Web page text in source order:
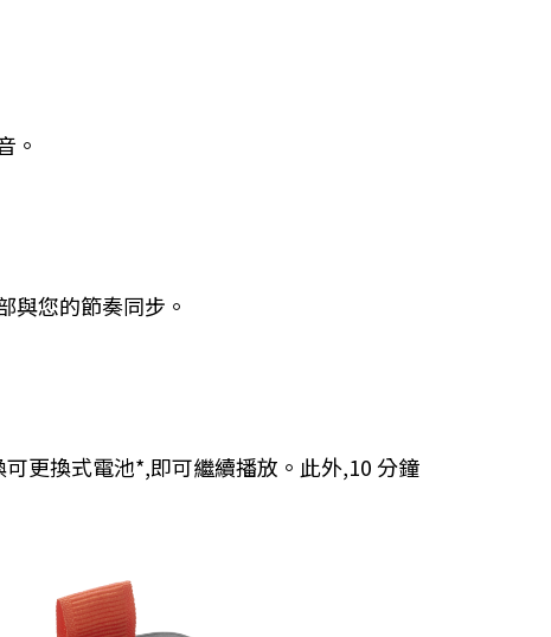
。
與您的節奏同步。
更換式電池*,即可繼續播放。此外,10 分鐘